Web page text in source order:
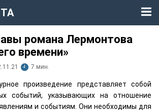
романа Лермонтова
времени»
7 мин.
произведение представляет собой
событий, указывающих на отношение
и событиям. Они необходимы для